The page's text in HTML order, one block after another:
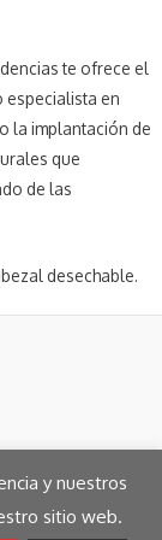
te ofrece el
especialista en
la implantación de
que
de las
desechable.
y nuestros
sitio web.